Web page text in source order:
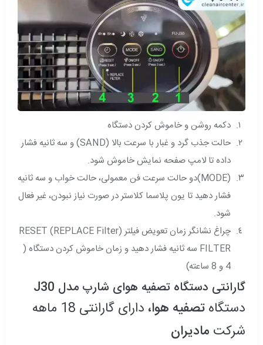
دکمه روشن و خاموش کردن دستگاه
حالت جذب گرد و غبار با سرعت بالا (SAND) و سه ثانیه فشار
داده تا لامپ صفحه نمایش خاموش شود.
(MODE)دو حالت سرعت فن معمولی، حالت خواب و سه ثانیه
فشار دهید تا یون پلاسما کلاستر در صورت نیاز نبودن، غیر فعال
شود.
چراغ نشانگر زمان تعویض فیلتر (REPLACE Filter) RESET
FILTER سه ثانیه فشار دهید و زمان خاموش کردن دستگاه (
4 و 8 ساعته)
گارانتی دستگاه تصفیه هوای شارپ مدل J30
دستگاهتصفیه هوا،
دارای گارانتی 18 ماهه
شرکت مادیران